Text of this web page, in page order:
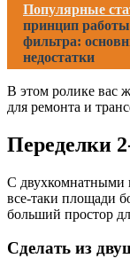
Популярные
принцип
фильтра:
недостатки
В этом ролике вас
для ремонта и
Переделки
С двухкомнатными
все-таки площади
больший простор
Сделать из